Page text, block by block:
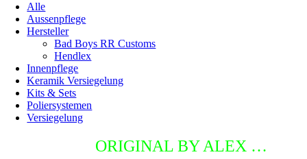
Alle
Aussenpflege
Hersteller
Bad Boys RR Customs
Hendlex
Innenpflege
Keramik Versiegelung
Kits & Sets
Poliersystemen
Versiegelung
ORIGINAL BY ALEX …